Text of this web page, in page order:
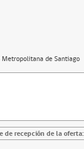
Metropolitana de Santiago
de recepción de la oferta: